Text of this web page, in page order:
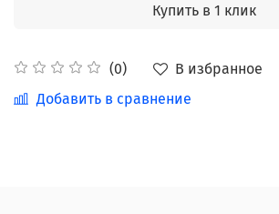
(0)
В избранное
Добавить в сравнение
Купить в 1 клик